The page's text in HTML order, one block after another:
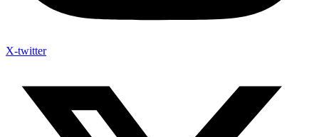
X-twitter